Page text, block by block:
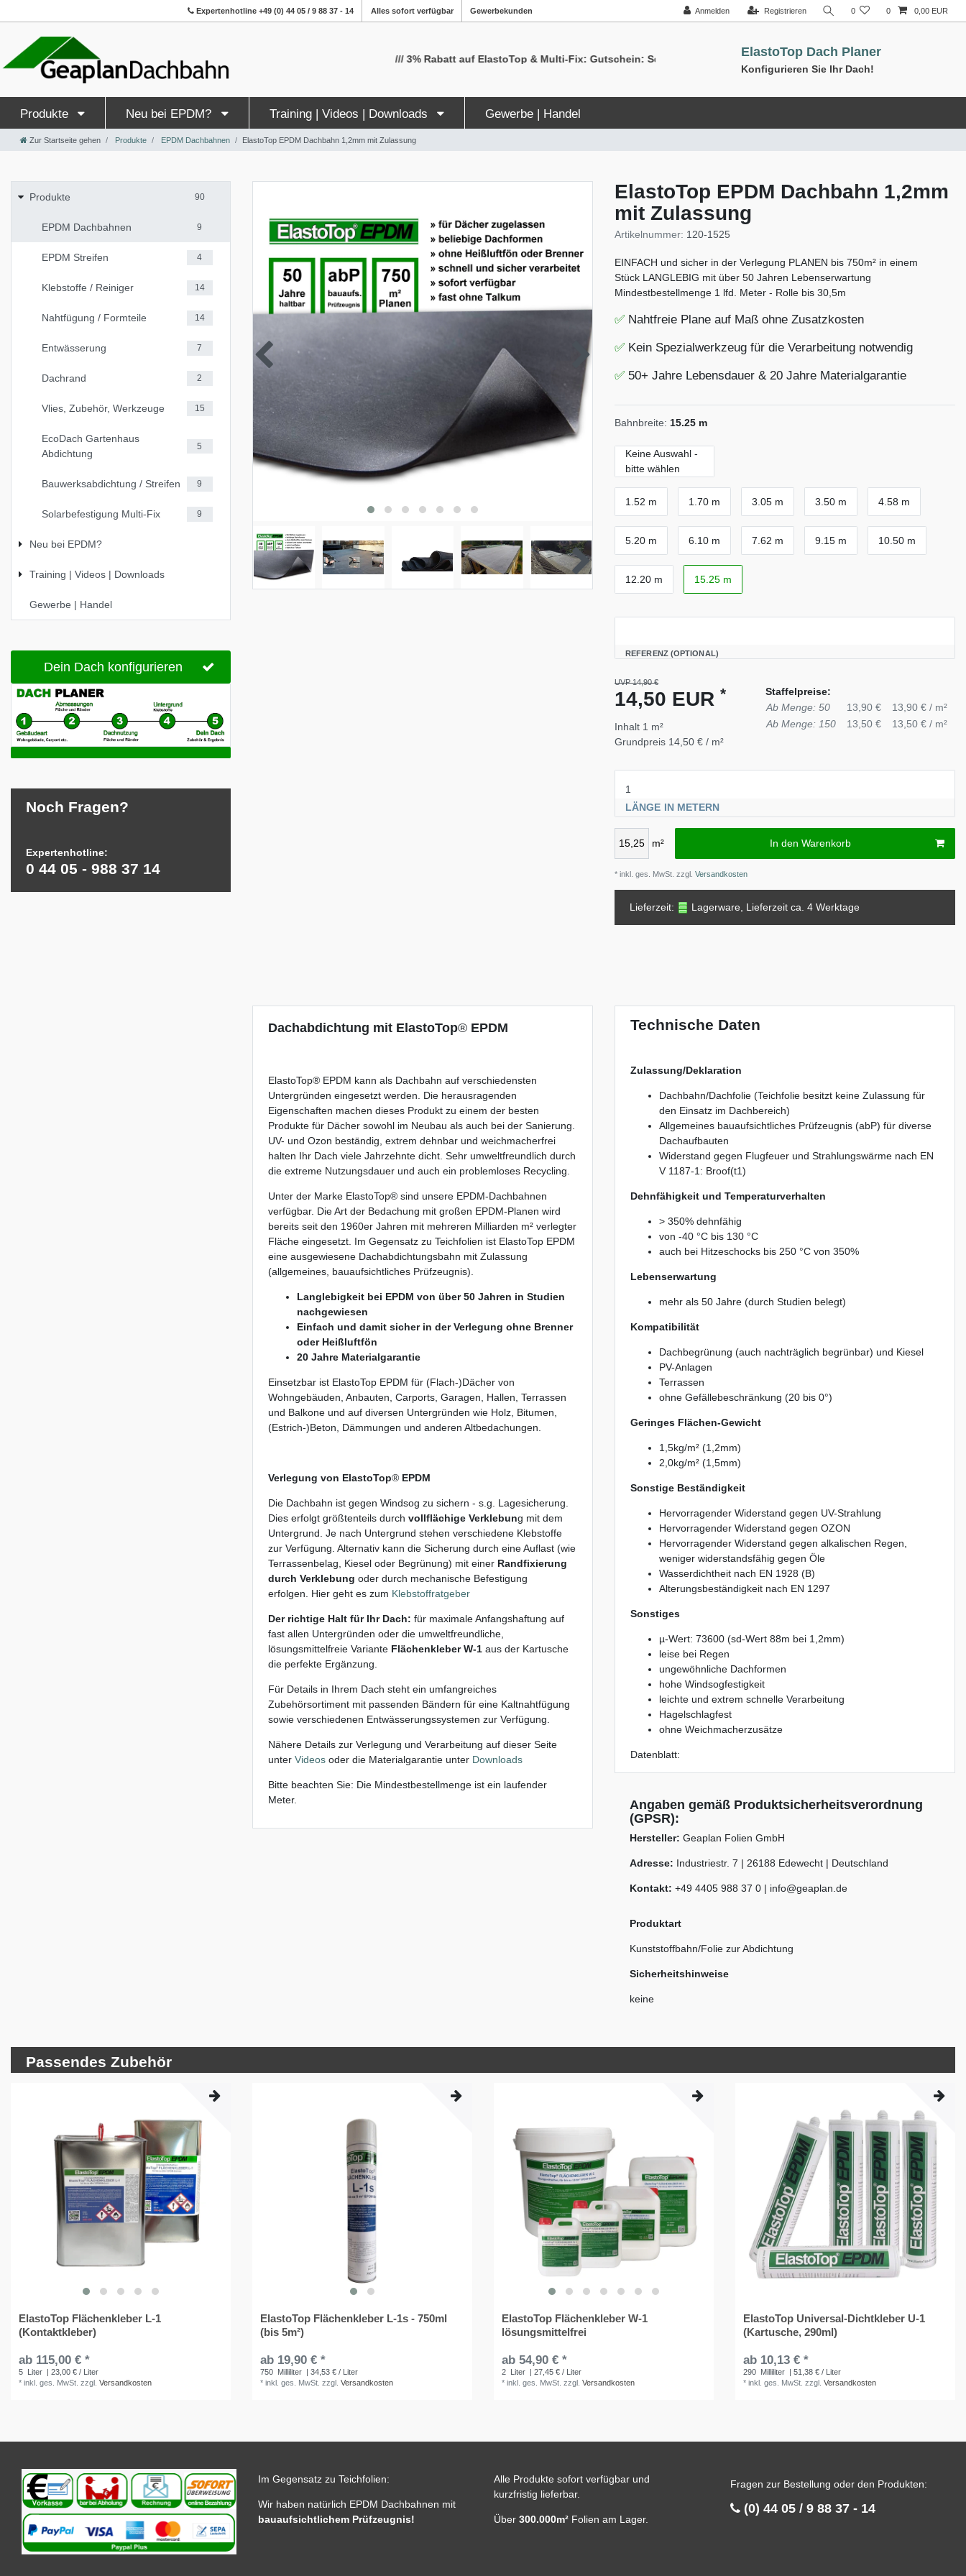
Anmelden Registrieren 0 0 0,00 EUR
Expertenhotline +49 (0) 44 05 / 9 88 37 - 14 Alles sofort verfügbar Gewerbekunden
/// 3% Rabatt auf ElastoTop & Multi-Fix: Gutschein: Sommer2026 /// ElastoTop Dach Planer
Konfigurieren Sie Ihr Dach!
Produkte Neu bei EPDM? Training | Videos | Downloads Gewerbe | Handel
Zur Startseite gehen Produkte EPDM Dachbahnen ElastoTop EPDM Dachbahn 1,2mm mit Zulassung
Produkte 90
EPDM Dachbahnen 9
EPDM Streifen 4
Klebstoffe / Reiniger 14
Nahtfügung / Formteile 14
Entwässerung 7
Dachrand 2
Vlies, Zubehör, Werkzeuge 15
EcoDach Gartenhaus
Abdichtung
5
Bauwerksabdichtung / Streifen 9
Solarbefestigung Multi-Fix 9
Neu bei EPDM?
Training | Videos | Downloads
Gewerbe | Handel
Dein Dach konfigurieren
Noch Fragen?
Expertenhotline:
0 44 05 - 988 37 14
ElastoTop EPDM Dachbahn 1,2mm
mit Zulassung
Artikelnummer: 120-1525
EINFACH und sicher in der Verlegung PLANEN bis 750m² in einem
Stück LANGLEBIG mit über 50 Jahren Lebenserwartung
Mindestbestellmenge 1 lfd. Meter - Rolle bis 30,5m
✅ Nahtfreie Plane auf Maß ohne Zusatzkosten
✅ Kein Spezialwerkzeug für die Verarbeitung notwendig
✅ 50+ Jahre Lebensdauer & 20 Jahre Materialgarantie
Bahnbreite: 15.25 m
Keine Auswahl -
bitte wählen
1.52 m 1.70 m 3.05 m 3.50 m 4.58 m
5.20 m 6.10 m 7.62 m 9.15 m 10.50 m
12.20 m 15.25 m
REFERENZ (OPTIONAL)
UVP 14,90 €
14,50 EUR *
Inhalt 1 m²
Grundpreis 14,50 € / m²
Staffelpreise:
Ab Menge: 50
13,90 €
13,90 € / m²
Ab Menge: 150
13,50 € 13,50 € / m²
LÄNGE IN METERN
m² In den Warenkorb
* inkl. ges. MwSt. zzgl. Versandkosten
Lieferzeit: Lagerware, Lieferzeit ca. 4 Werktage
Dachabdichtung mit ElastoTop® EPDM
ElastoTop® EPDM kann als Dachbahn auf verschiedensten
Untergründen eingesetzt werden. Die herausragenden
Eigenschaften machen dieses Produkt zu einem der besten
Produkte für Dächer sowohl im Neubau als auch bei der Sanierung.
UV- und Ozon beständig, extrem dehnbar und weichmacherfrei
halten Ihr Dach viele Jahrzehnte dicht. Sehr umweltfreundlich durch
die extreme Nutzungsdauer und auch ein problemloses Recycling.
Unter der Marke ElastoTop® sind unsere EPDM-Dachbahnen
verfügbar. Die Art der Bedachung mit großen EPDM-Planen wird
bereits seit den 1960er Jahren mit mehreren Milliarden m² verlegter
Fläche eingesetzt. Im Gegensatz zu Teichfolien ist ElastoTop EPDM
eine ausgewiesene Dachabdichtungsbahn mit Zulassung
(allgemeines, bauaufsichtliches Prüfzeugnis).
Langlebigkeit bei EPDM von über 50 Jahren in Studien
nachgewiesen
Einfach und damit sicher in der Verlegung ohne Brenner
oder Heißluftfön
20 Jahre Materialgarantie
Einsetzbar ist ElastoTop EPDM für (Flach-)Dächer von
Wohngebäuden, Anbauten, Carports, Garagen, Hallen, Terrassen
und Balkone und auf diversen Untergründen wie Holz, Bitumen,
(Estrich-)Beton, Dämmungen und anderen Altbedachungen.
Verlegung von ElastoTop® EPDM
Die Dachbahn ist gegen Windsog zu sichern - s.g. Lagesicherung.
Dies erfolgt größtenteils durch vollflächige Verklebung mit dem
Untergrund. Je nach Untergrund stehen verschiedene Klebstoffe
zur Verfügung. Alternativ kann die Sicherung durch eine Auflast (wie
Terrassenbelag, Kiesel oder Begrünung) mit einer Randfixierung
durch Verklebung oder durch mechanische Befestigung
erfolgen. Hier geht es zum Klebstoffratgeber
Der richtige Halt für Ihr Dach: für maximale Anfangshaftung auf
fast allen Untergründen oder die umweltfreundliche,
lösungsmittelfreie Variante Flächenkleber W-1 aus der Kartusche
die perfekte Ergänzung.
Für Details in Ihrem Dach steht ein umfangreiches
Zubehörsortiment mit passenden Bändern für eine Kaltnahtfügung
sowie verschiedenen Entwässerungssystemen zur Verfügung.
Nähere Details zur Verlegung und Verarbeitung auf dieser Seite
unter Videos oder die Materialgarantie unter Downloads
Bitte beachten Sie: Die Mindestbestellmenge ist ein laufender
Meter.
Technische Daten
Zulassung/Deklaration
Dachbahn/Dachfolie (Teichfolie besitzt keine Zulassung für
den Einsatz im Dachbereich)
Allgemeines bauaufsichtliches Prüfzeugnis (abP) für diverse
Dachaufbauten
Widerstand gegen Flugfeuer und Strahlungswärme nach EN
V 1187-1: Broof(t1)
Dehnfähigkeit und Temperaturverhalten
> 350% dehnfähig
von -40 °C bis 130 °C
auch bei Hitzeschocks bis 250 °C von 350%
Lebenserwartung
mehr als 50 Jahre (durch Studien belegt)
Kompatibilität
Dachbegrünung (auch nachträglich begrünbar) und Kiesel
PV-Anlagen
Terrassen
ohne Gefällebeschränkung (20 bis 0°)
Geringes Flächen-Gewicht
1,5kg/m² (1,2mm)
2,0kg/m² (1,5mm)
Sonstige Beständigkeit
Hervorragender Widerstand gegen UV-Strahlung
Hervorragender Widerstand gegen OZON
Hervorragender Widerstand gegen alkalischen Regen,
weniger widerstandsfähig gegen Öle
Wasserdichtheit nach EN 1928 (B)
Alterungsbeständigkeit nach EN 1297
Sonstiges
µ-Wert: 73600 (sd-Wert 88m bei 1,2mm)
leise bei Regen
ungewöhnliche Dachformen
hohe Windsogfestigkeit
leichte und extrem schnelle Verarbeitung
Hagelschlagfest
ohne Weichmacherzusätze
Datenblatt:
Angaben gemäß Produktsicherheitsverordnung
(GPSR):
Hersteller: Geaplan Folien GmbH
Adresse: Industriestr. 7 | 26188 Edewecht | Deutschland
Kontakt: +49 4405 988 37 0 | info@geaplan.de
Produktart
Kunststoffbahn/Folie zur Abdichtung
Sicherheitshinweise
keine
Passendes Zubehör
ElastoTop Flächenkleber L-1
(Kontaktkleber)
ab 115,00 € *
5 Liter | 23,00 € / Liter
*inkl. ges. MwSt. zzgl.Versandkosten
ElastoTop Flächenkleber L-1s - 750ml
(bis 5m²)
ab 19,90 € *
750 Milliliter | 34,53 € / Liter
*inkl. ges. MwSt. zzgl.Versandkosten
ElastoTop Flächenkleber W-1
lösungsmittelfrei
ab 54,90 € *
2 Liter | 27,45 € / Liter
*inkl. ges. MwSt. zzgl.Versandkosten
ElastoTop Universal-Dichtkleber U-1
(Kartusche, 290ml)
ab 10,13 € *
290 Milliliter | 51,38 € / Liter
*inkl. ges. MwSt. zzgl.Versandkosten
Im Gegensatz zu Teichfolien:
Wir haben natürlich EPDM Dachbahnen mit
bauaufsichtlichem Prüfzeugnis!
Alle Produkte sofort verfügbar und
kurzfristig lieferbar.
Über 300.000m² Folien am Lager.
Fragen zur Bestellung oder den Produkten:
(0) 44 05 / 9 88 37 - 14